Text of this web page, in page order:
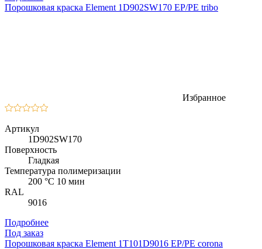
Порошковая краска Element 1D902SW170 EP/PE tribo
Избранное
Артикул
1D902SW170
Поверхность
Гладкая
Температура полимеризации
200 °C 10 мин
RAL
9016
Подробнее
Под заказ
Порошковая краска Element 1T101D9016 EP/PE corona